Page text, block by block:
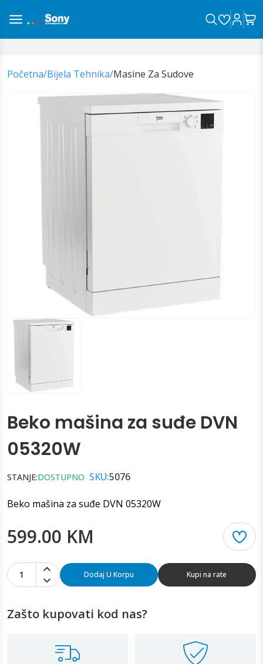
Početna/Bijela Tehnika/Masine Za Sudove
Beko mašina za suđe DVN
05320W
STANJE:DOSTUPNO SKU:5076
Beko mašina za suđe DVN 05320W
599.00 KM
1 Dodaj U Korpu Kupi na rate
Zašto kupovati kod nas?